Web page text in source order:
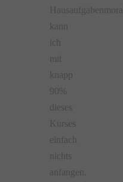
Hausaufgabenmoral
kann
ich
mit
knapp
90%
dieses
Kurses
einfach
nichts
anfangen.